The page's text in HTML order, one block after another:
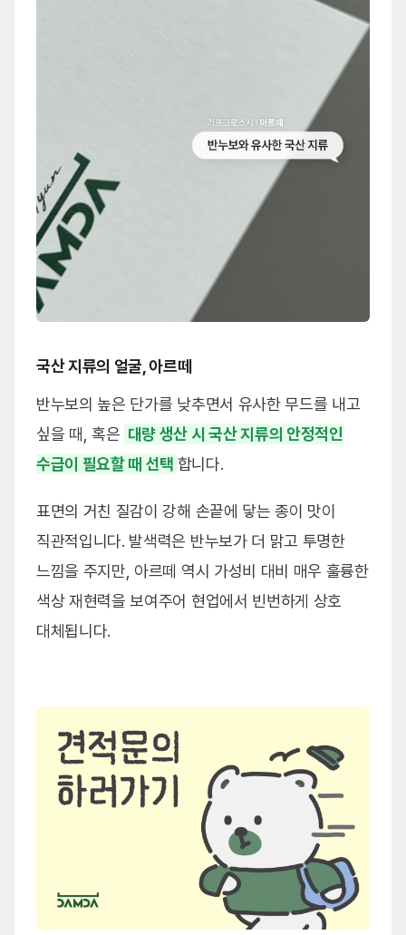
국산 지류의 얼굴, 아르떼
반누보의 높은 단가를 낮추면서 유사한 무드를 내고
싶을 때, 혹은 대량 생산 시 국산 지류의 안정적인
수급이 필요할 때 선택 합니다.
표면의 거친 질감이 강해 손끝에 닿는 종이 맛이
직관적입니다. 발색력은 반누보가 더 맑고 투명한
느낌을 주지만, 아르떼 역시 가성비 대비 매우 훌륭한
색상 재현력을 보여주어 현업에서 빈번하게 상호
대체됩니다.